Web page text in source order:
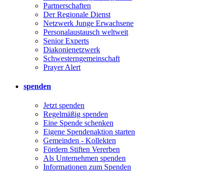
Partnerschaften
Der Regionale Dienst
Netzwerk Junge Erwachsene
Personalaustausch weltweit
Senior Experts
Diakonienetzwerk
Schwesterngemeinschaft
Prayer Alert
spenden
Jetzt spenden
Regelmäßig spenden
Eine Spende schenken
Eigene Spendenaktion starten
Gemeinden - Kollekten
Fördern Stiften Vererben
Als Unternehmen spenden
Informationen zum Spenden